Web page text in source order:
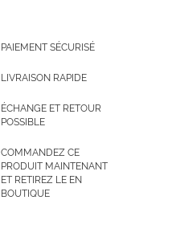
PAIEMENT SÉCURISÉ
LIVRAISON RAPIDE
ÉCHANGE ET RETOUR
POSSIBLE
COMMANDEZ CE
PRODUIT MAINTENANT
ET RETIREZ LE EN
BOUTIQUE